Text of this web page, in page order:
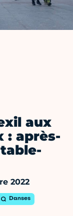
aux
: après-
2022
Danses